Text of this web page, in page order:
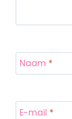
Naam *
E-mail *